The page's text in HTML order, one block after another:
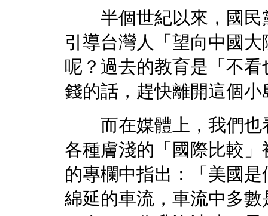
半個世紀以來，國民
引導台灣人「望向中國
呢？過去的教育是「不
錢的話，趕快離開這個
而在媒體上，我們也
各種膚淺的「國際比較
的專欄中指出：「美國
綿延的車流，車流中多